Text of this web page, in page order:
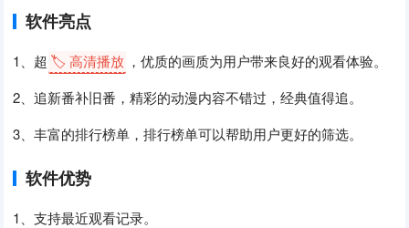
软件亮点
1、超 🏷️ 高清播放 ，优质的画质为用户带来良好的观看体验。
2、追新番补旧番，精彩的动漫内容不错过，经典值得追。
3、丰富的排行榜单，排行榜单可以帮助用户更好的筛选。
软件优势
1、支持最近观看记录。